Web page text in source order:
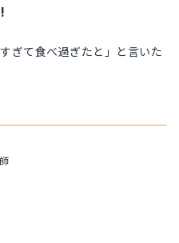
ぎて食べ過ぎたと」と言いた